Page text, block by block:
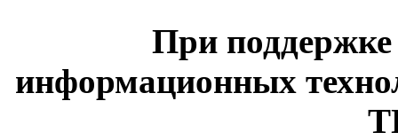
При
информационных